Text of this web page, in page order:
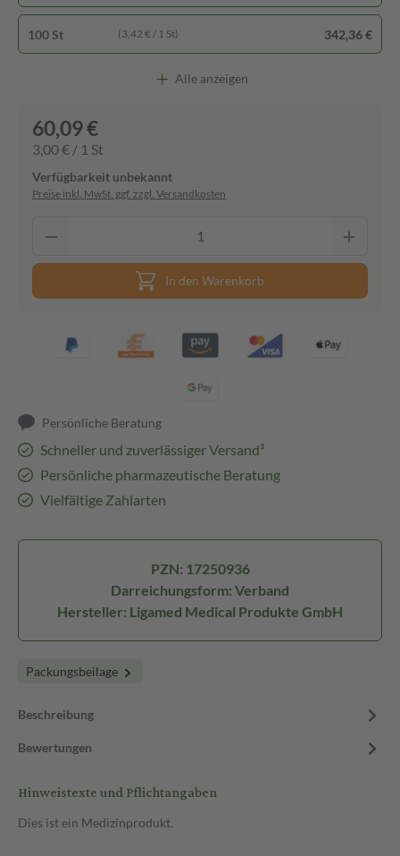
100 St (3,42 € / 1 St) 342,36 €
Alle anzeigen
60,09 €
3,00 € / 1 St
Verfügbarkeit unbekannt
Preise inkl. MwSt. ggf. zzgl. Versandkosten
In den Warenkorb
Persönliche Beratung
Schneller und zuverlässiger Versand³
Persönliche pharmazeutische Beratung
Vielfältige Zahlarten
PZN: 17250936
Darreichungsform: Verband
Hersteller: Ligamed Medical Produkte GmbH
Packungsbeilage
Beschreibung
Bewertungen
Hinweistexte und Pflichtangaben
Dies ist ein Medizinprodukt.